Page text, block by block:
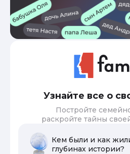
Узнайте все о
Постройте
раскройте тайны
Кем были и как
глубинах истории?